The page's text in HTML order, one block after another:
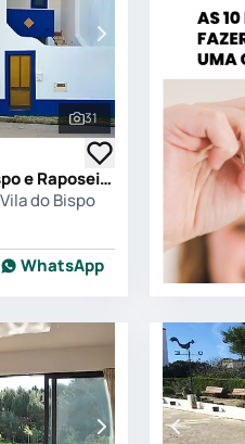
Ver todas as
31
Moradia T3 em Vila do Bispo e Raposeira, Vila do Bispo
do Bispo
WhatsApp